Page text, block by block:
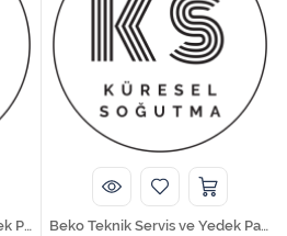
Vestel Teknik Servis ve Yedek Parça Hizmetleri
Beko Teknik Servis ve Yedek Parça Hizmetleri